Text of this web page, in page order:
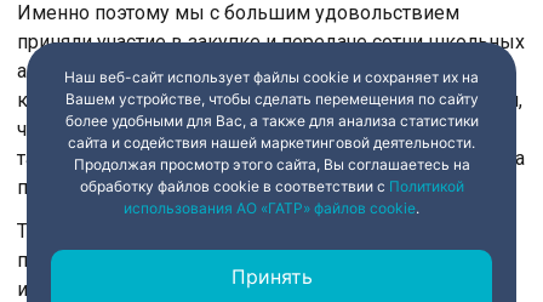
Именно поэтому мы с большим удовольствием
приняли участие в закупке и передаче сотни школьных
автобусов для детей в удалённых территориях,
которым трудно было добираться в школы. Мы знаем,
что это такое, потому что много лет назад мы приняли
такую программу в Российской Федерации», — сказала
председатель совета АНО «Евразия» Алёна Аршинова.
Традиционно программа форума выйдет за границы
переговорных и конгресс-залов. Концерты, выставки
и экскурсии объединит фестиваль «Петербургские
Наш веб-сайт использует файлы cookie и сохраняет их на
Вашем устройстве, чтобы сделать перемещения по сайту
более удобными для Вас, а также для анализа статистики
сайта и содействия нашей маркетинговой деятельности.
Продолжая просмотр этого сайта, Вы соглашаетесь на
обработку файлов cookie в соответствии с Политикой
использования АО «ГАТР» файлов cookie.
Принять